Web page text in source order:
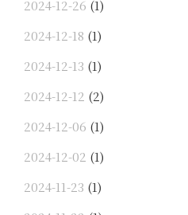
2024-12-26 (1)
2024-12-18 (1)
2024-12-13 (1)
2024-12-12 (2)
2024-12-06 (1)
2024-12-02 (1)
2024-11-23 (1)